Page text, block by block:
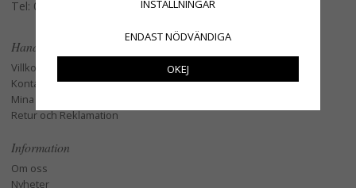
Tel: 079-3495968
Handla
Villkor
Kontakta oss
Mina favoriter
Retur och Reklamation
Information
Om oss
Nyheter
INSTÄLLNINGAR
ENDAST NÖDVÄNDIGA
OKEJ